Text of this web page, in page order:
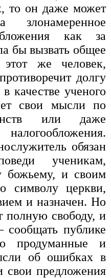
то он даже может
как за
бы вызвать общее
этот же человек,
долгу
качестве ученого
свои мысли по
или даже
обязан
ученикам,
божьему, и своим
символу церкви,
и назначен. Но
полную свободу, и
публике
продуманные и
об ошибках в
свои предложения